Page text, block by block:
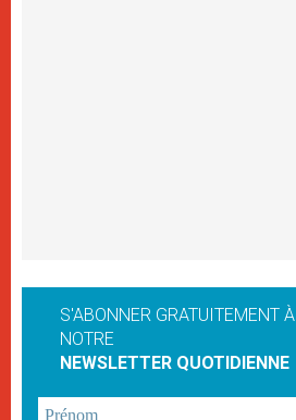
S'ABONNER GRATUITEMENT À
NOTRE
NEWSLETTER QUOTIDIENNE